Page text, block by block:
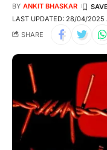
LAST UPDATED: 28/04/2025
BY ANKIT BHASKAR
SHARE